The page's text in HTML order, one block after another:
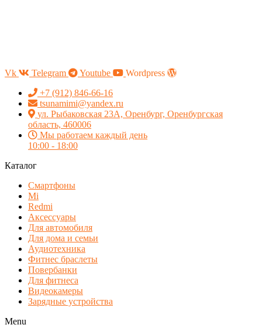
Vk Telegram Youtube
Wordpress
+7 (912) 846-66-16
tsunamimi@yandex.ru
ул. Рыбаковская 23А, Оренбург, Оренбургская
область, 460006
Мы работаем каждый день
10:00 - 18:00
Каталог
Смартфоны
Mi
Redmi
Аксессуары
Для автомобиля
Для дома и семьи
Аудиотехника
Фитнес браслеты
Повербанки
Для фитнеса
Видеокамеры
Зарядные устройства
Menu